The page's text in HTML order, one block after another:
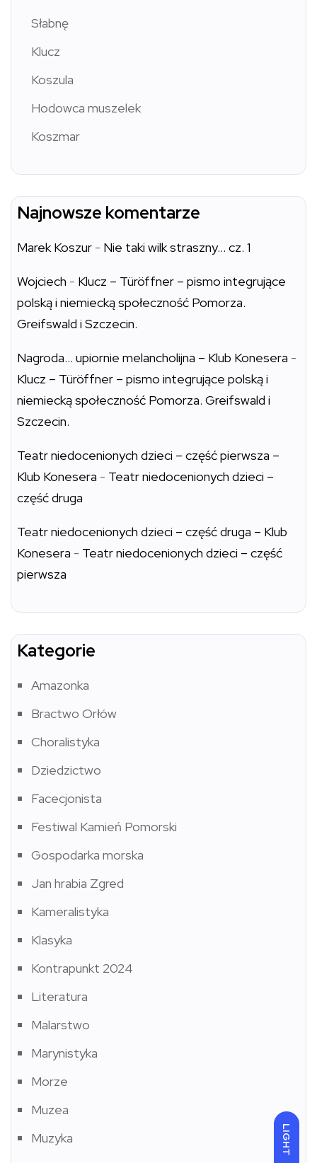
LIGHT
Słabnę
Klucz
Koszula
Hodowca muszelek
Koszmar
Najnowsze komentarze
Marek Koszur - Nie taki wilk straszny… cz. 1
Wojciech - Klucz – Türöffner – pismo integrujące
polską i niemiecką społeczność Pomorza.
Greifswald i Szczecin.
Nagroda… upiornie melancholijna – Klub Konesera -
Klucz – Türöffner – pismo integrujące polską i
niemiecką społeczność Pomorza. Greifswald i
Szczecin.
Teatr niedocenionych dzieci – część pierwsza –
Klub Konesera - Teatr niedocenionych dzieci –
część druga
Teatr niedocenionych dzieci – część druga – Klub
Konesera - Teatr niedocenionych dzieci – część
pierwsza
Kategorie
Amazonka
Bractwo Orłów
Choralistyka
Dziedzictwo
Facecjonista
Festiwal Kamień Pomorski
Gospodarka morska
Jan hrabia Zgred
Kameralistyka
Klasyka
Kontrapunkt 2024
Literatura
Malarstwo
Marynistyka
Morze
Muzea
Muzyka